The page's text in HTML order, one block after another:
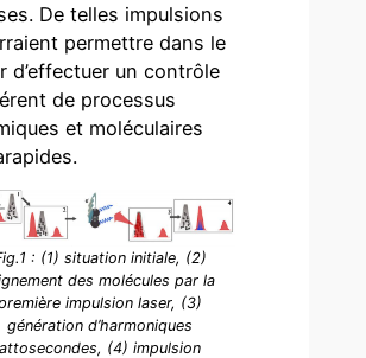
De telles impulsions
permettre dans le
d’effectuer un contrôle
de processus
et moléculaires
: (1) situation initiale, (2)
des molécules par la
impulsion laser, (3)
génération d’harmoniques
attosecondes, (4) impulsion